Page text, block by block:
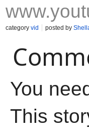
category vid posted by
You
This